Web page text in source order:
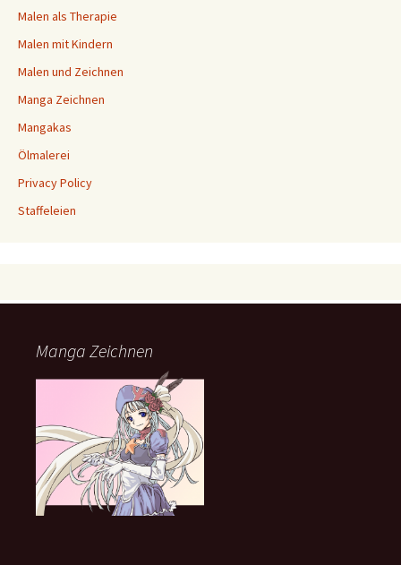
Malen als Therapie
Malen mit Kindern
Malen und Zeichnen
Manga Zeichnen
Mangakas
Ölmalerei
Privacy Policy
Staffeleien
Manga Zeichnen